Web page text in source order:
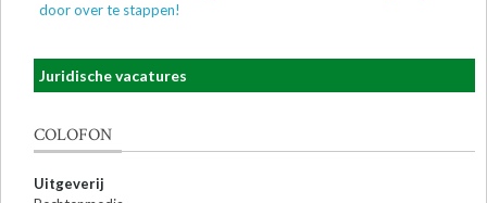
door over te stappen!
Juridische vacatures
COLOFON
Uitgeverij